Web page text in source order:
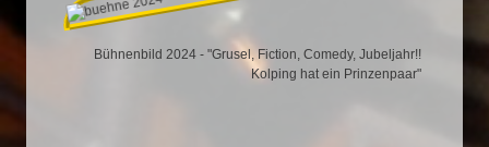
Bühnenbild 2024 - "Grusel, Fiction, Comedy, Jubeljahr!!
Kolping hat ein Prinzenpaar"